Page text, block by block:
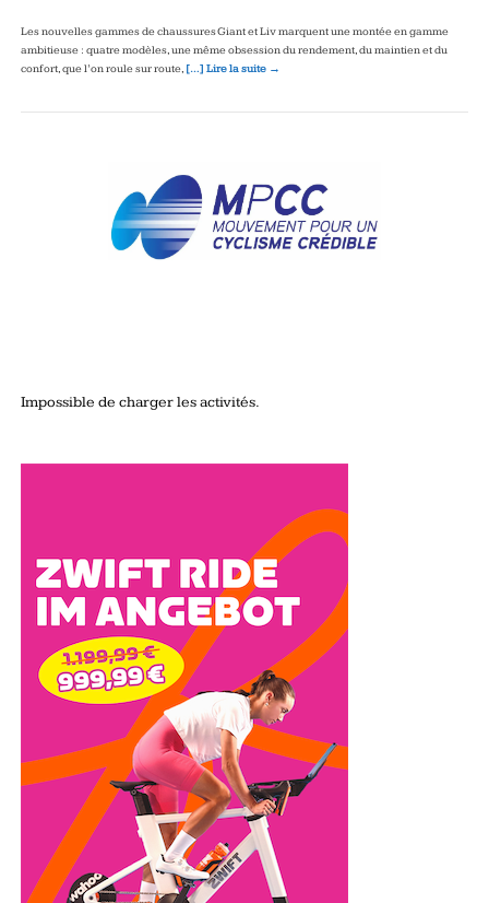
Les nouvelles gammes de chaussures Giant et Liv marquent une montée en gamme
ambitieuse : quatre modèles, une même obsession du rendement, du maintien et du
confort, que l’on roule sur route, […] Lire la suite →
Impossible de charger les activités.